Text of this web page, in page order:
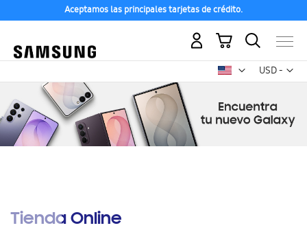
Aceptamos las principales tarjetas de crédito.
USD -
dólar
Mi carrito
Tienda Online